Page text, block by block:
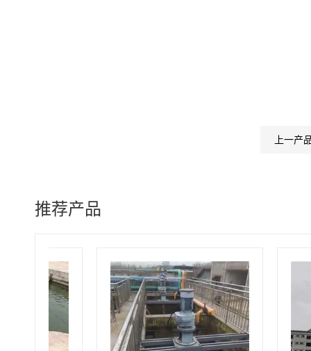
上一产
推荐产品